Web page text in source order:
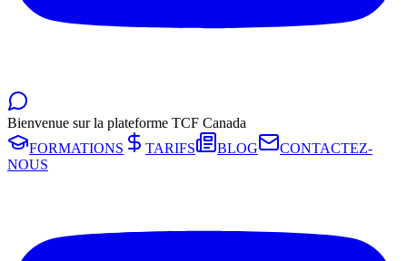
Bienvenue sur la plateforme TCF Canada
FORMATIONS
TARIFS BLOG
CONTACTEZ-
NOUS